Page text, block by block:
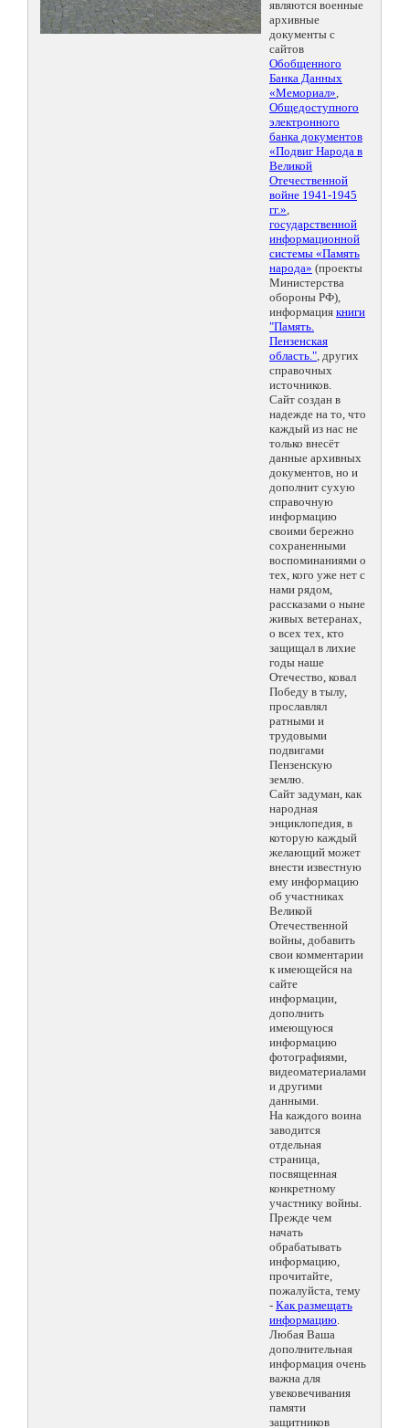
являются военные
архивные
документы с
сайтов
Обобщенного
Банка Данных
«Мемориал»,
Общедоступного
электронного
банка документов
«Подвиг Народа в
Великой
Отечественной
войне 1941-1945
гг.»,
государственной
информационной
системы «Память
народа» (проекты
Министерства
обороны РФ),
информация книги
"Память.
Пензенская
область.", других
справочных
источников.
Сайт создан в
надежде на то, что
каждый из нас не
только внесёт
данные архивных
документов, но и
дополнит сухую
справочную
информацию
своими бережно
сохраненными
воспоминаниями о
тех, кого уже нет с
нами рядом,
рассказами о ныне
живых ветеранах,
о всех тех, кто
защищал в лихие
годы наше
Отечество, ковал
Победу в тылу,
прославлял
ратными и
трудовыми
подвигами
Пензенскую
землю.
Сайт задуман, как
народная
энциклопедия, в
которую каждый
желающий может
внести известную
ему информацию
об участниках
Великой
Отечественной
войны, добавить
свои комментарии
к имеющейся на
сайте
информации,
дополнить
имеющуюся
информацию
фотографиями,
видеоматериалами
и другими
данными.
На каждого воина
заводится
отдельная
страница,
посвященная
конкретному
участнику войны.
Прежде чем
начать
обрабатывать
информацию,
прочитайте,
пожалуйста, тему
- Как размещать
информацию.
Любая Ваша
дополнительная
информация очень
важна для
увековечивания
памяти
защитников